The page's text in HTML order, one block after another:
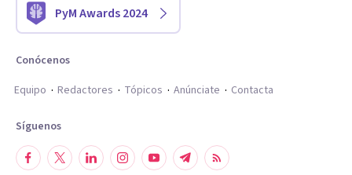
PyM Awards 2024
Conócenos
Equipo
Redactores Tópicos Anúnciate Contacta
Síguenos